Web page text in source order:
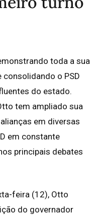
toda a sua
o PSD
do estado.
tem ampliado sua
em diversas
em constante
principais debates
feira (12), Otto
do governador